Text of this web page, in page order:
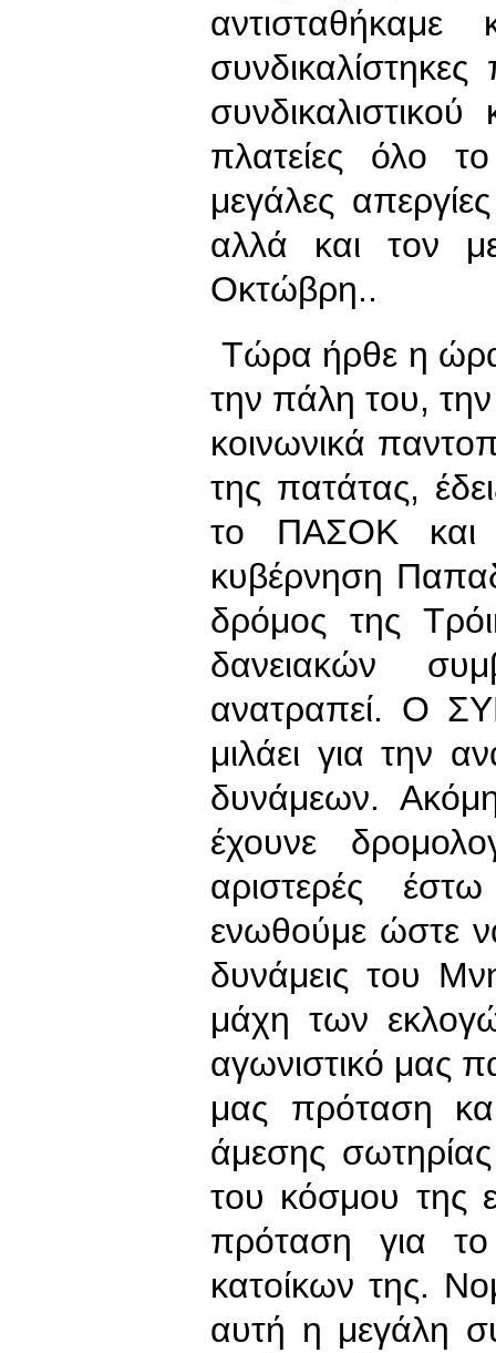
πλατείες όλο
μεγάλες
αλλά και τον
Οκτώβρη..
Τώρα ήρθε η ώρα
την πάλη του, την
κοινωνικά
της πατάτας,
το ΠΑΣΟΚ και
κυβέρνηση
δρόμος της
δανειακών
ανατραπεί. Ο
μιλάει για την
δυνάμεων.
έχουνε
αριστερές
ενωθούμε ώστε
δυνάμεις του
μάχη των
αγωνιστικό μας
μας πρόταση
άμεσης
του κόσμου της
πρόταση για
κατοίκων της.
αυτή η μεγάλη